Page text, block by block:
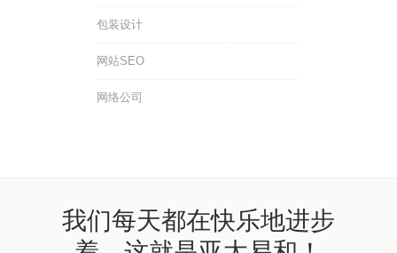
包装设计
网站SEO
网络公司
我们每天都在快乐地进步